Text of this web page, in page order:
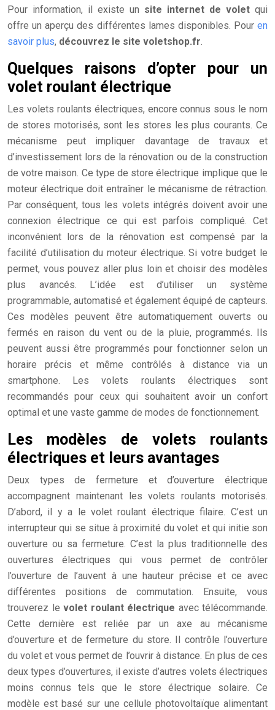
Pour information, il existe un site internet de volet qui
offre un aperçu des différentes lames disponibles. Pour en
savoir plus, découvrez le site voletshop.fr.
Quelques raisons d’opter pour un
volet roulant électrique
Les volets roulants électriques, encore connus sous le nom
de stores motorisés, sont les stores les plus courants. Ce
mécanisme peut impliquer davantage de travaux et
d’investissement lors de la rénovation ou de la construction
de votre maison. Ce type de store électrique implique que le
moteur électrique doit entraîner le mécanisme de rétraction.
Par conséquent, tous les volets intégrés doivent avoir une
connexion électrique ce qui est parfois compliqué. Cet
inconvénient lors de la rénovation est compensé par la
facilité d’utilisation du moteur électrique. Si votre budget le
permet, vous pouvez aller plus loin et choisir des modèles
plus avancés. L’idée est d’utiliser un système
programmable, automatisé et également équipé de capteurs.
Ces modèles peuvent être automatiquement ouverts ou
fermés en raison du vent ou de la pluie, programmés. Ils
peuvent aussi être programmés pour fonctionner selon un
horaire précis et même contrôlés à distance via un
smartphone. Les volets roulants électriques sont
recommandés pour ceux qui souhaitent avoir un confort
optimal et une vaste gamme de modes de fonctionnement.
Les modèles de volets roulants
électriques et leurs avantages
Deux types de fermeture et d’ouverture électrique
accompagnent maintenant les volets roulants motorisés.
D’abord, il y a le volet roulant électrique filaire. C’est un
interrupteur qui se situe à proximité du volet et qui initie son
ouverture ou sa fermeture. C’est la plus traditionnelle des
ouvertures électriques qui vous permet de contrôler
l’ouverture de l’auvent à une hauteur précise et ce avec
différentes positions de commutation. Ensuite, vous
trouverez le volet roulant électrique avec télécommande.
Cette dernière est reliée par un axe au mécanisme
d’ouverture et de fermeture du store. Il contrôle l’ouverture
du volet et vous permet de l’ouvrir à distance. En plus de ces
deux types d’ouvertures, il existe d’autres volets électriques
moins connus tels que le store électrique solaire. Ce
modèle est basé sur une cellule photovoltaïque alimentant